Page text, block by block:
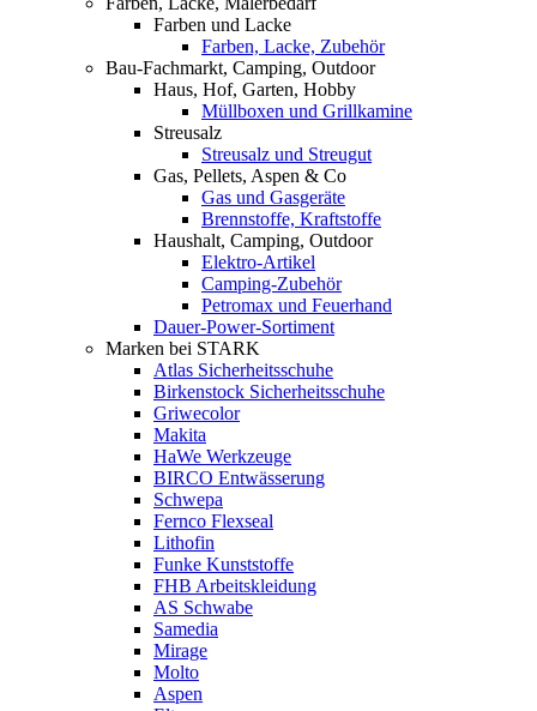
Farben und Lacke
Farben, Lacke, Zubehör
Bau-Fachmarkt, Camping, Outdoor
Haus, Hof, Garten, Hobby
Müllboxen und Grillkamine
Streusalz
Streusalz und Streugut
Gas, Pellets, Aspen & Co
Gas und Gasgeräte
Brennstoffe, Kraftstoffe
Haushalt, Camping, Outdoor
Elektro-Artikel
Camping-Zubehör
Petromax und Feuerhand
Dauer-Power-Sortiment
Marken bei STARK
Atlas Sicherheitsschuhe
Birkenstock Sicherheitsschuhe
Griwecolor
Makita
HaWe Werkzeuge
BIRCO Entwässerung
Schwepa
Fernco Flexseal
Lithofin
Funke Kunststoffe
FHB Arbeitskleidung
AS Schwabe
Samedia
Mirage
Molto
Aspen